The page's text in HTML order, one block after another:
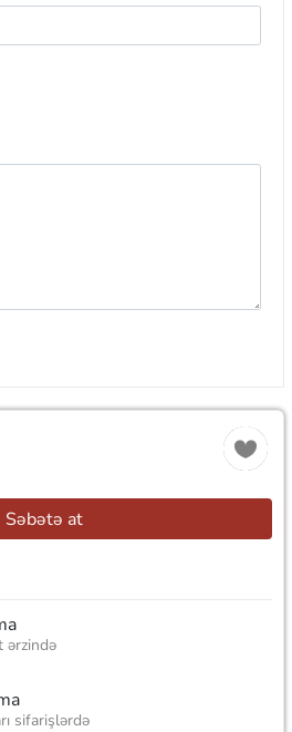
Səbətə at
ərzində
sifarişlərdə